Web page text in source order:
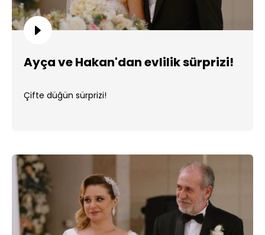
Ayça ve Hakan'dan evlilik sürprizi!
Çifte düğün sürprizi!